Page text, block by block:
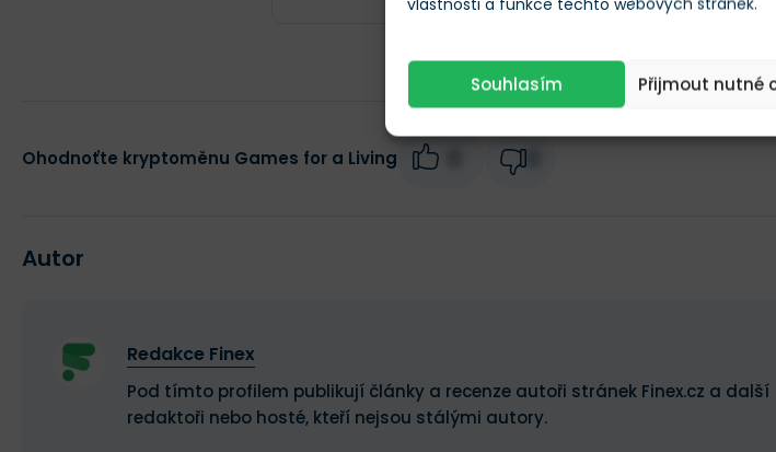
Souhlasím Přijmout nutné
Ohodnoťte kryptoměnu Games for a Living
Autor
Redakce Finex
Pod tímto profilem publikují články a recenze autoři stránek Finex.cz a další
redaktoři nebo hosté, kteří nejsou stálými autory.